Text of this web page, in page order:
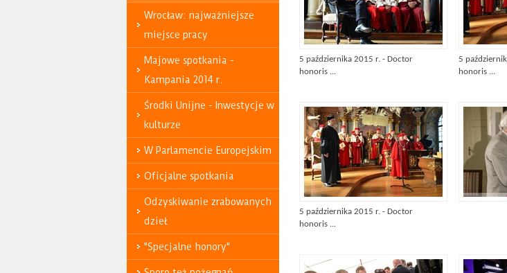
Wrocław: najważniejsze
miejsce pracy
Majowe spotkania -
Kampania 2014 r.
Środki Unijne - Inwestycje w
kulturze
W Parlamencie Europejskim
Oficjalne spotkania
Odzyskiwanie zrabowanych
dzieł
"Specjalne honory"
5 października 2015 r. - Doctor
honoris ...
5
honoris ...
5 października 2015 r. - Doctor
honoris ...